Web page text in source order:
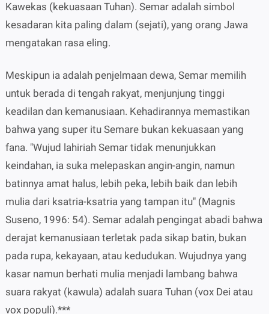
Kawekas (kekuasaan Tuhan). Semar adalah simbol
kesadaran kita paling dalam (sejati), yang orang Jawa
mengatakan rasa eling.
Meskipun ia adalah penjelmaan dewa, Semar memilih
untuk berada di tengah rakyat, menjunjung tinggi
keadilan dan kemanusiaan. Kehadirannya memastikan
bahwa yang super itu Semare bukan kekuasaan yang
fana. "Wujud lahiriah Semar tidak menunjukkan
keindahan, ia suka melepaskan angin-angin, namun
batinnya amat halus, lebih peka, lebih baik dan lebih
mulia dari ksatria-ksatria yang tampan itu" (Magnis
Suseno, 1996: 54). Semar adalah pengingat abadi bahwa
derajat kemanusiaan terletak pada sikap batin, bukan
pada rupa, kekayaan, atau kedudukan. Wujudnya yang
kasar namun berhati mulia menjadi lambang bahwa
suara rakyat (kawula) adalah suara Tuhan (vox Dei atau
vox populi).***